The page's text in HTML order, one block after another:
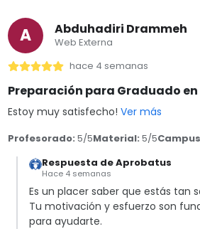
A Abduhadiri Drammeh
Web Externa
hace 4 semanas
Preparación para Graduado en
Estoy muy satisfecho! Ver más
Profesorado: 5/5Material: 5/5
Respuesta de Aprobatus
Hace 4 semanas
Es un placer saber que estás tan
Tu motivación y esfuerzo son
para ayudarte.